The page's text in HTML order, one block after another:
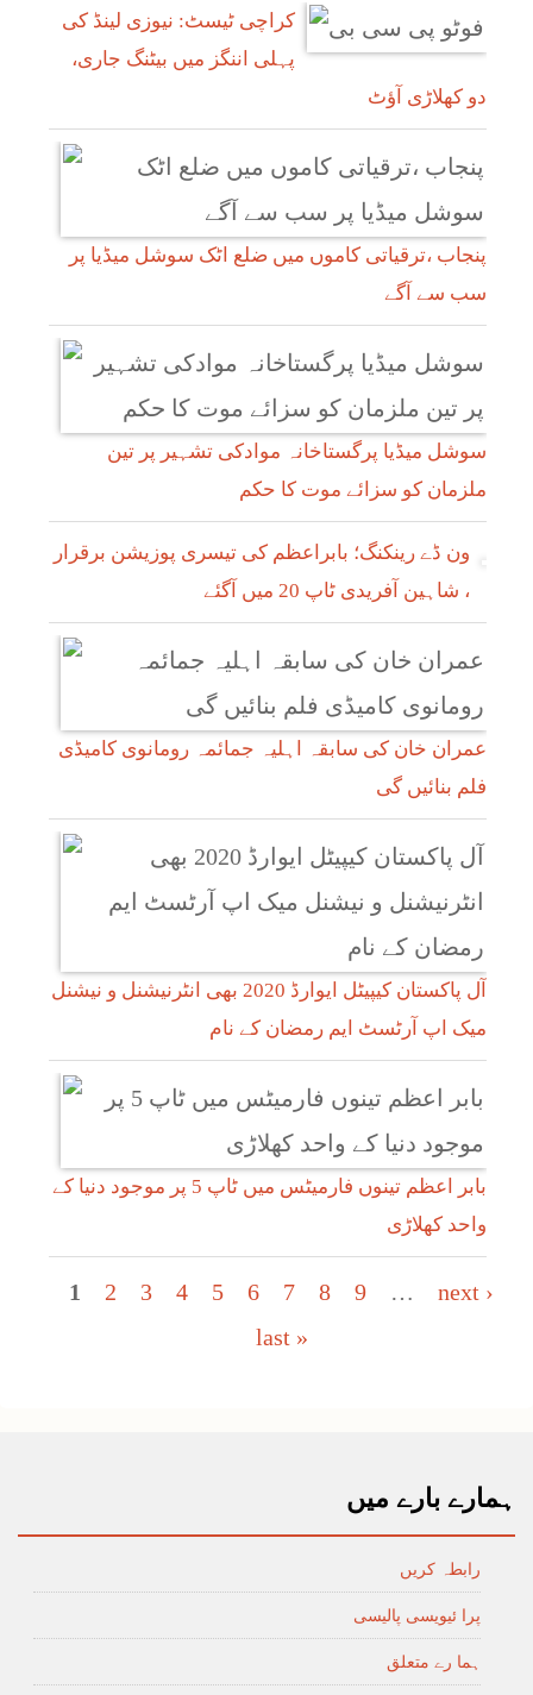
کراچی ٹیسٹ: نیوزی لینڈ کی
پہلی اننگز میں بیٹنگ جاری،
دو کھلاڑی آؤٹ
پنجاب ،ترقیاتی کاموں میں ضلع اٹک سوشل میڈیا پر
سب سے آگے
سوشل میڈیا پرگستاخانہ موادکی تشہیر پر تین
ملزمان کو سزائے موت کا حکم
ون ڈے رینکنگ؛ بابراعظم کی تیسری پوزیشن برقرار
، شاہین آفریدی ٹاپ 20 میں آگئے
عمران خان کی سابقہ اہلیہ جمائمہ رومانوی کامیڈی
فلم بنائیں گی
آل پاکستان کیپیٹل ایوارڈ 2020 بھی انٹرنیشنل و نیشنل
میک اپ آرٹسٹ ایم رمضان کے نام
بابر اعظم تینوں فارمیٹس میں ٹاپ 5 پر موجود دنیا کے
واحد کھلاڑی
Pages
1 2 3 4 5 6 7 8 9 …
next ›
last »
ہمارے بارے میں
رابطہ کریں
پرا ئیویسی پالیسی
ہما رے متعلق